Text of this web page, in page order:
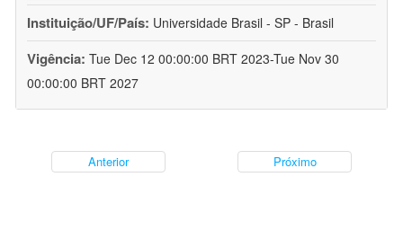
Instituição/UF/País: Universidade Brasil - SP - Brasil
Vigência: Tue Dec 12 00:00:00 BRT 2023-Tue Nov 30
00:00:00 BRT 2027
Anterior Próximo